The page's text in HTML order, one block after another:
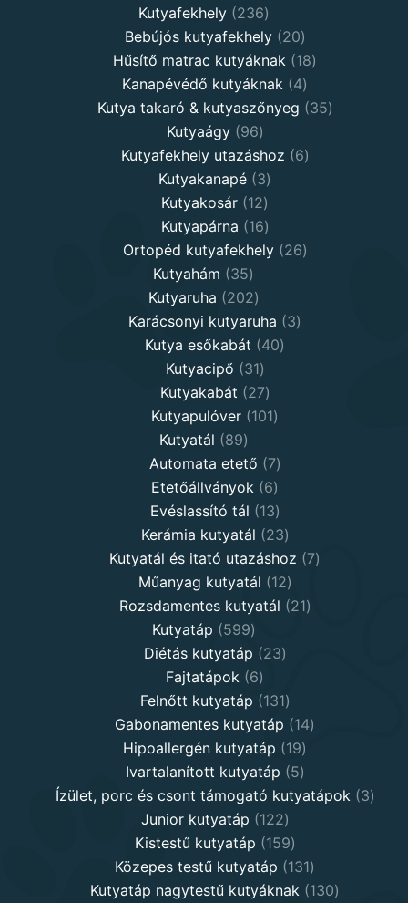
products
Kutyafekhely 236236
products
Bebújós kutyafekhely 2020
products
Hűsítő matrac kutyáknak 1818
Kanapévédő kutyáknak 44
products
Kutya takaró & kutyaszőnyeg 3535
Kutyaágy 9696
products
Kutyafekhely utazáshoz 66
Kutyakanapé 33
products
Kutyakosár 1212
products
Kutyapárna 1616
products
Ortopéd kutyafekhely 2626
Kutyahám 3535
products
Kutyaruha 202202
products
Karácsonyi kutyaruha 33
Kutya esőkabát 4040
Kutyacipő 3131
products
Kutyakabát 2727
products
Kutyapulóver 101101
Kutyatál 8989
products
Automata etető 77
products
Etetőállványok 66
products
Evéslassító tál 1313
products
Kerámia kutyatál 2323
products
Kutyatál és itató utazáshoz 77
Műanyag kutyatál 1212
products
Rozsdamentes kutyatál 2121
Kutyatáp 599599
products
Diétás kutyatáp 2323
Fajtatápok 66
products
Felnőtt kutyatáp 131131
products
Gabonamentes kutyatáp 1414
Hipoallergén kutyatáp 1919
products
Ivartalanított kutyatáp 55
products
Ízület, porc és csont támogató kutyatápok 33
Junior kutyatáp 122122
products
Kistestű kutyatáp 159159
products
Közepes testű kutyatáp 131131
products
Kutyatáp nagytestű kutyáknak 130130